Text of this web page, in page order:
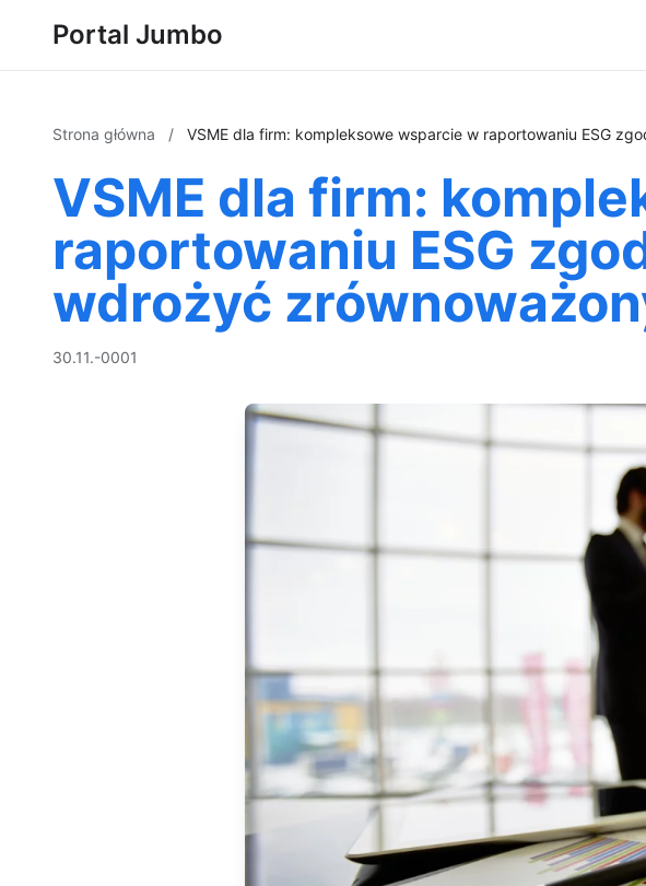
Portal Jumbo
Strona główna / VSME dla firm: kompleksowe wsparcie w raportowaniu ESG
VSME dla firm:
raportowaniu ESG
wdrożyć
30.11.-0001